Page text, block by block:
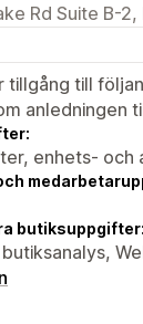
Rd Suite B-
tillgång till
anledningen
enhets-
butiksuppgifter: